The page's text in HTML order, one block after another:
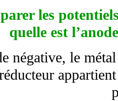
les
quelle est
négative, le